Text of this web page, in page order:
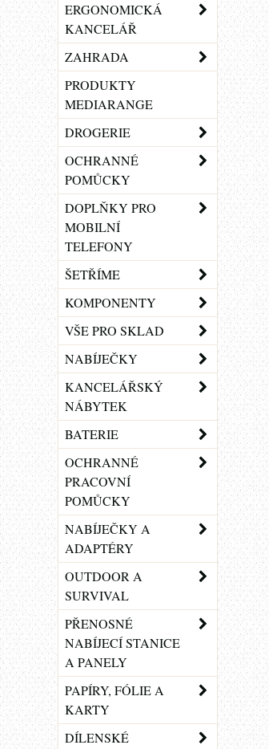
ERGONOMICKÁ
KANCELÁŘ
ZAHRADA
PRODUKTY
MEDIARANGE
DROGERIE
OCHRANNÉ
POMŮCKY
DOPLŇKY PRO
MOBILNÍ
TELEFONY
ŠETŘÍME
KOMPONENTY
VŠE PRO SKLAD
NABÍJEČKY
KANCELÁŘSKÝ
NÁBYTEK
BATERIE
OCHRANNÉ
PRACOVNÍ
POMŮCKY
NABÍJEČKY A
ADAPTÉRY
OUTDOOR A
SURVIVAL
PŘENOSNÉ
NABÍJECÍ STANICE
A PANELY
PAPÍRY, FÓLIE A
KARTY
DÍLENSKÉ